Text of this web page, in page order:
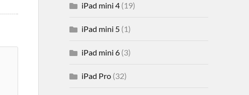
iPad mini 4(19)
iPad mini 5(1)
iPad mini 6(3)
iPad Pro(32)